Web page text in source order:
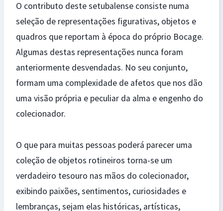
O contributo deste setubalense consiste numa
seleção de representações figurativas, objetos e
quadros que reportam à época do próprio Bocage.
Algumas destas representações nunca foram
anteriormente desvendadas. No seu conjunto,
formam uma complexidade de afetos que nos dão
uma visão própria e peculiar da alma e engenho do
colecionador.
O que para muitas pessoas poderá parecer uma
coleção de objetos rotineiros torna-se um
verdadeiro tesouro nas mãos do colecionador,
exibindo paixões, sentimentos, curiosidades e
lembranças, sejam elas históricas, artísticas,